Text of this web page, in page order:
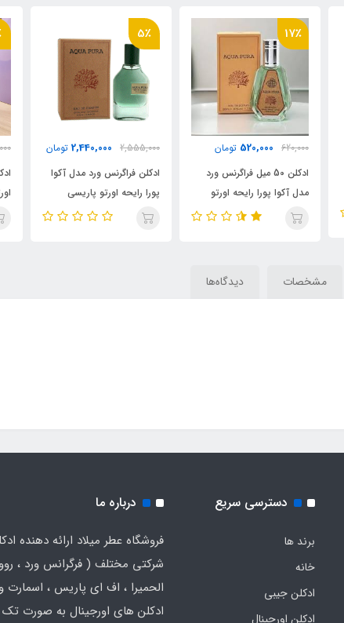
5٪
2,555,000
2,440,000
ادکلن فراگرنس ورد مدل آکوا
پورا رایحه اورتو پاریسی
مگاماره (Aqua
6٪
4,055,000
3,850,000 تومان
ادکلن الحمبرا مدل مگارا رایحه
اورتو پاریسی مگامار
(megara)Orto Parisi
مشخصات دیدگاه‌ها
دسترسی سریع
برند ها
خانه
ادکلن جیبی
ادکلن اورجینال
درباره ما
فروشگاه عطر میلاد ارائه دهنده
شرکتی مختلف ( فرگرانس ورد ،
الحمیرا ، اف ای پاریس ، اسمارت
ادکلن های اورجینال به صورت